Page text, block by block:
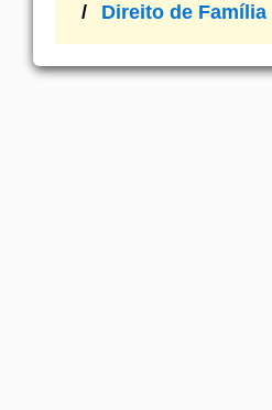
Direito de Família